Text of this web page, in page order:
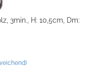
3min., H: 10,5cm, Dm: